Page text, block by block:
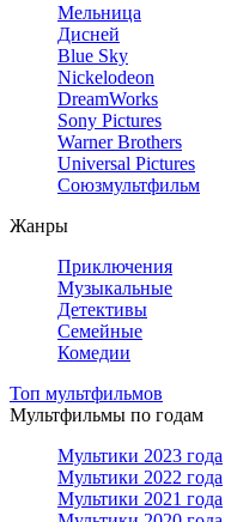
Мельница
Дисней
Blue Sky
Nickelodeon
DreamWorks
Sony Pictures
Warner Brothers
Universal Pictures
Союзмультфильм
Жанры
Приключения
Музыкальные
Детективы
Семейные
Комедии
Топ мультфильмов
Мультфильмы по годам
Мультики 2023 года
Мультики 2022 года
Мультики 2021 года